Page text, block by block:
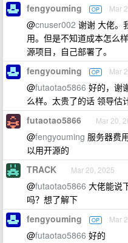
fengyouming OP Mar
@cnuser002 谢谢 大佬。
用。但是不知道成本怎么
源项目，自己部署了。
fengyouming OP Mar
@futaotao5866 好的，谢
么样。太贵了的话 领导估
futaotao5866 Mar 20,
@fengyouming 服务器费
以用开源的
TRACK Mar 20, 2025
@futaotao5866 大佬能说
吗？想了解下
fengyouming OP Mar
@futaotao5866 好的